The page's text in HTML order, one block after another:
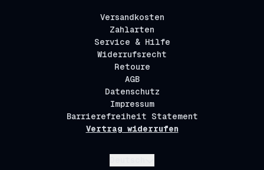
Versandkosten
Zahlarten
Service & Hilfe
Widerrufsrecht
Retoure
AGB
Datenschutz
Impressum
Barrierefreiheit Statement
Vertrag widerrufen